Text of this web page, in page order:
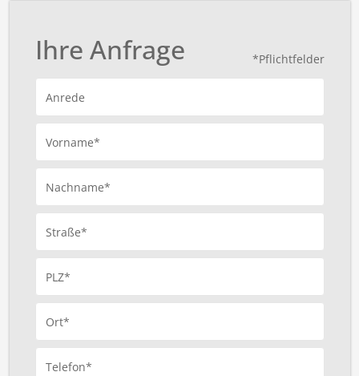
*Pflichtfelder
Ihre Anfrage
Anrede
Vorname*
Nachname*
Straße*
PLZ*
Ort*
Telefon*